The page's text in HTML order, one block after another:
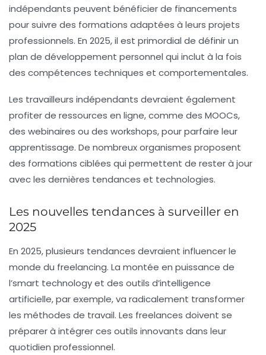
indépendants peuvent bénéficier de financements
pour suivre des formations adaptées à leurs projets
professionnels. En 2025, il est primordial de définir un
plan de développement personnel qui inclut à la fois
des compétences techniques et comportementales.
Les travailleurs indépendants devraient également
profiter de ressources en ligne, comme des MOOCs,
des webinaires ou des workshops, pour parfaire leur
apprentissage. De nombreux organismes proposent
des formations ciblées qui permettent de rester à jour
avec les dernières tendances et technologies.
Les nouvelles tendances à surveiller en
2025
En 2025, plusieurs tendances devraient influencer le
monde du freelancing. La montée en puissance de
l’smart technology et des outils d’intelligence
artificielle, par exemple, va radicalement transformer
les méthodes de travail. Les freelances doivent se
préparer à intégrer ces outils innovants dans leur
quotidien professionnel.